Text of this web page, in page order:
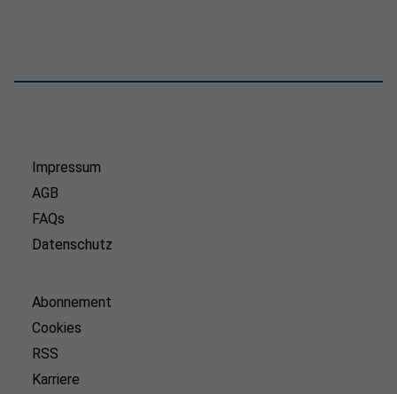
Impressum
AGB
FAQs
Datenschutz
Abonnement
Cookies
RSS
Karriere